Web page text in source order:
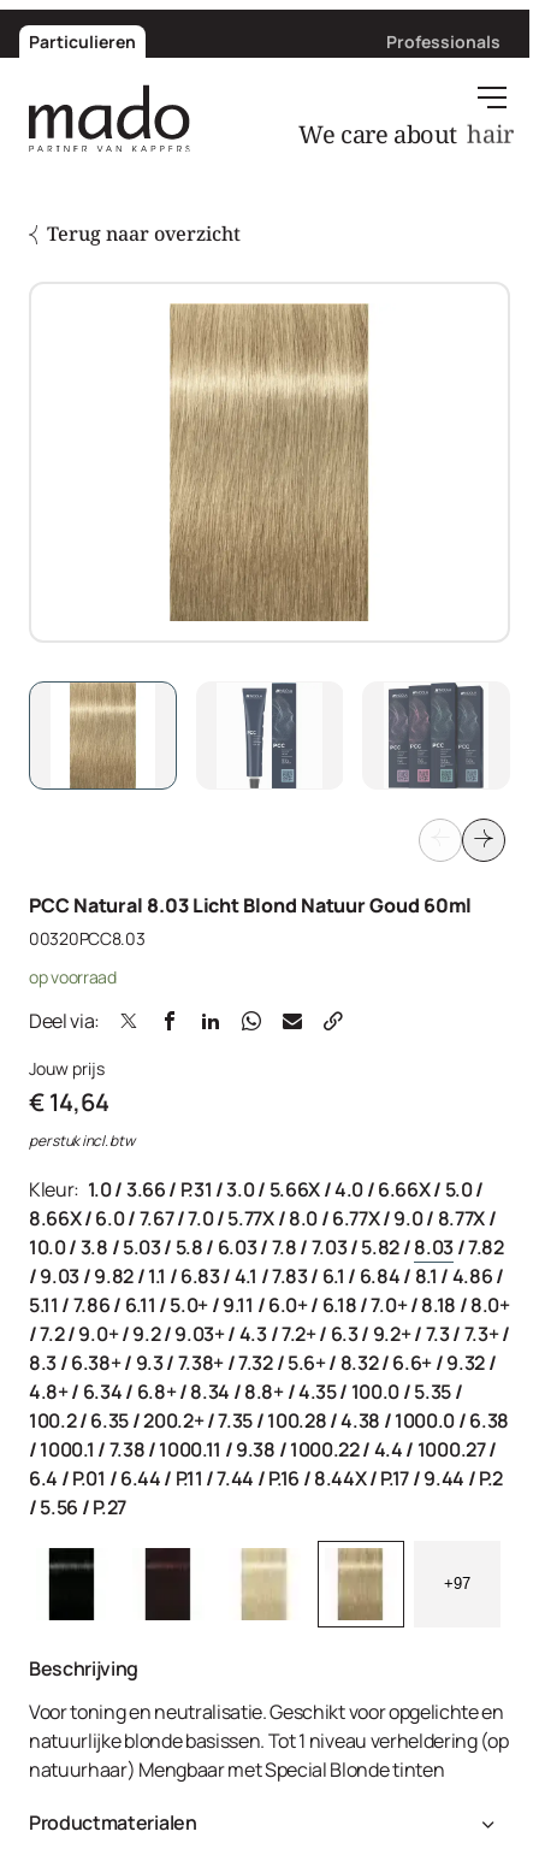
Particulieren Professionals
We care about hair
Terug naar overzicht
PCC Natural 8.03 Licht Blond Natuur Goud 60ml
00320PCC8.03
op voorraad
Deel via:
Jouw prijs
€ 14,64
per stuk incl. btw
Kleur: 1.0/3.66/ P.31 /3.0/ 5.66X/4.0/6.66X/ 5.0/
8.66X/6.0/7.67/7.0/5.77X/8.0/6.77X/9.0/ 8.77X/
10.0/3.8 /5.03/ 5.8/ 6.03/7.8/7.03/5.82/8.03/7.82
/9.03/9.82/1.1 /6.83/4.1 /7.83/ 6.1 / 6.84/ 8.1 /4.86/
5.11 /7.86/ 6.11 /5.0+/9.11 /6.0+/ 6.18/7.0+/8.18 /8.0+
/7.2/9.0+/9.2/9.03+/4.3/7.2+/ 6.3/ 9.2+/7.3/7.3+/
8.3/6.38+/ 9.3/7.38+/7.32/5.6+/ 8.32/6.6+/9.32/
4.8+/ 6.34/ 6.8+/8.34 /8.8+/4.35/ 100.0/5.35/
100.2/6.35/200.2+/7.35/100.28/4.38 /1000.0/6.38
/1000.1 /7.38/1000.11 /9.38 /1000.22/4.4/ 1000.27/
6.4 /P.01 /6.44/ P.11 /7.44 /P.16 /8.44X/P.17/9.44 /P.2
/5.56 /P.27
+97
Beschrijving
Voor toning en neutralisatie. Geschikt voor opgelichte en
natuurlijke blonde basissen. Tot 1 niveau verheldering (op
natuurhaar) Mengbaar met Special Blonde tinten
Productmaterialen